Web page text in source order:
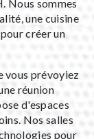
Nous sommes
une cuisine
créer un
vous prévoyiez
réunion
d'espaces
Nos salles
pour